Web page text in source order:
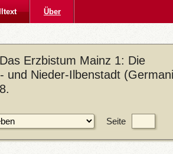
Über
Erzbistum Mainz 1: Die
und Nieder-Ilbenstadt
Seite